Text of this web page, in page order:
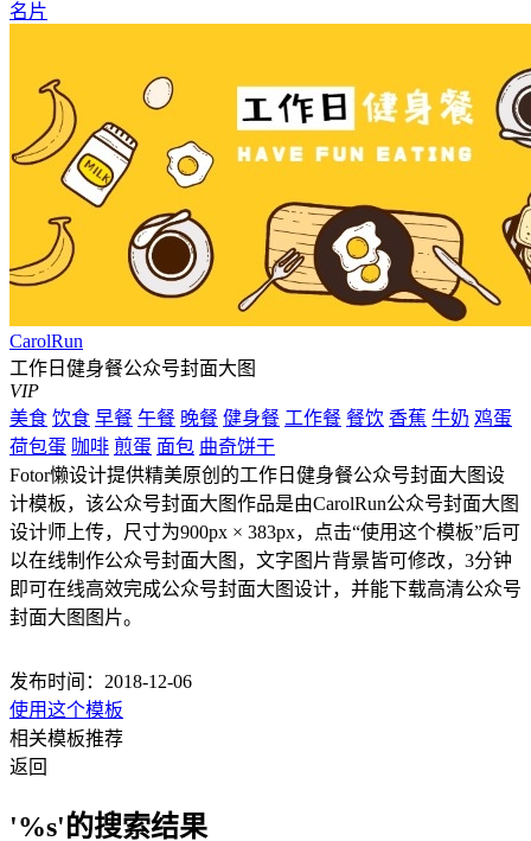
名片
CarolRun
工作日健身餐公众号封面大图
VIP
美食 饮食 早餐 午餐 晚餐 健身餐 工作餐 餐饮 香蕉 牛奶 鸡蛋
荷包蛋 咖啡 煎蛋 面包 曲奇饼干
Fotor懒设计提供精美原创的工作日健身餐公众号封面大图设
计模板，该公众号封面大图作品是由CarolRun公众号封面大图
设计师上传，尺寸为900px × 383px，点击“使用这个模板”后可
以在线制作公众号封面大图，文字图片背景皆可修改，3分钟
即可在线高效完成公众号封面大图设计，并能下载高清公众号
封面大图图片。
发布时间：2018-12-06
使用这个模板
相关模板推荐
返回
'%s'的搜索结果